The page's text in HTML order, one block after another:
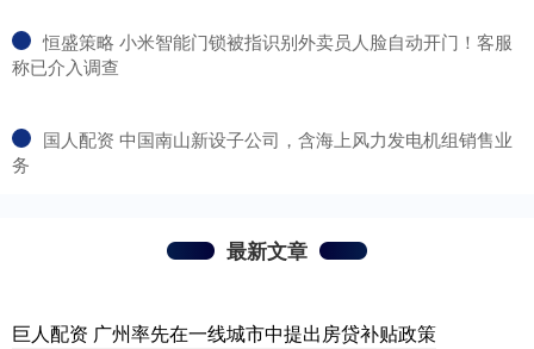
​恒盛策略 小米智能门锁被指识别外卖员人脸自动开门！客服
称已介入调查
​国人配资 中国南山新设子公司，含海上风力发电机组销售业
务
最新文章
巨人配资 广州率先在一线城市中提出房贷补贴政策